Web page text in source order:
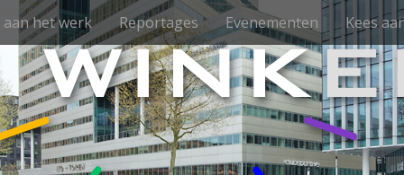
aan het werk Reportages Evenementen Kees